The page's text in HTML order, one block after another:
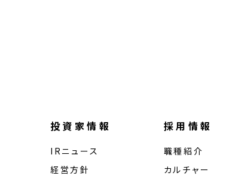
投資家情報
IRニュース
経営⽅針
採用情報
職種紹介
カルチャー